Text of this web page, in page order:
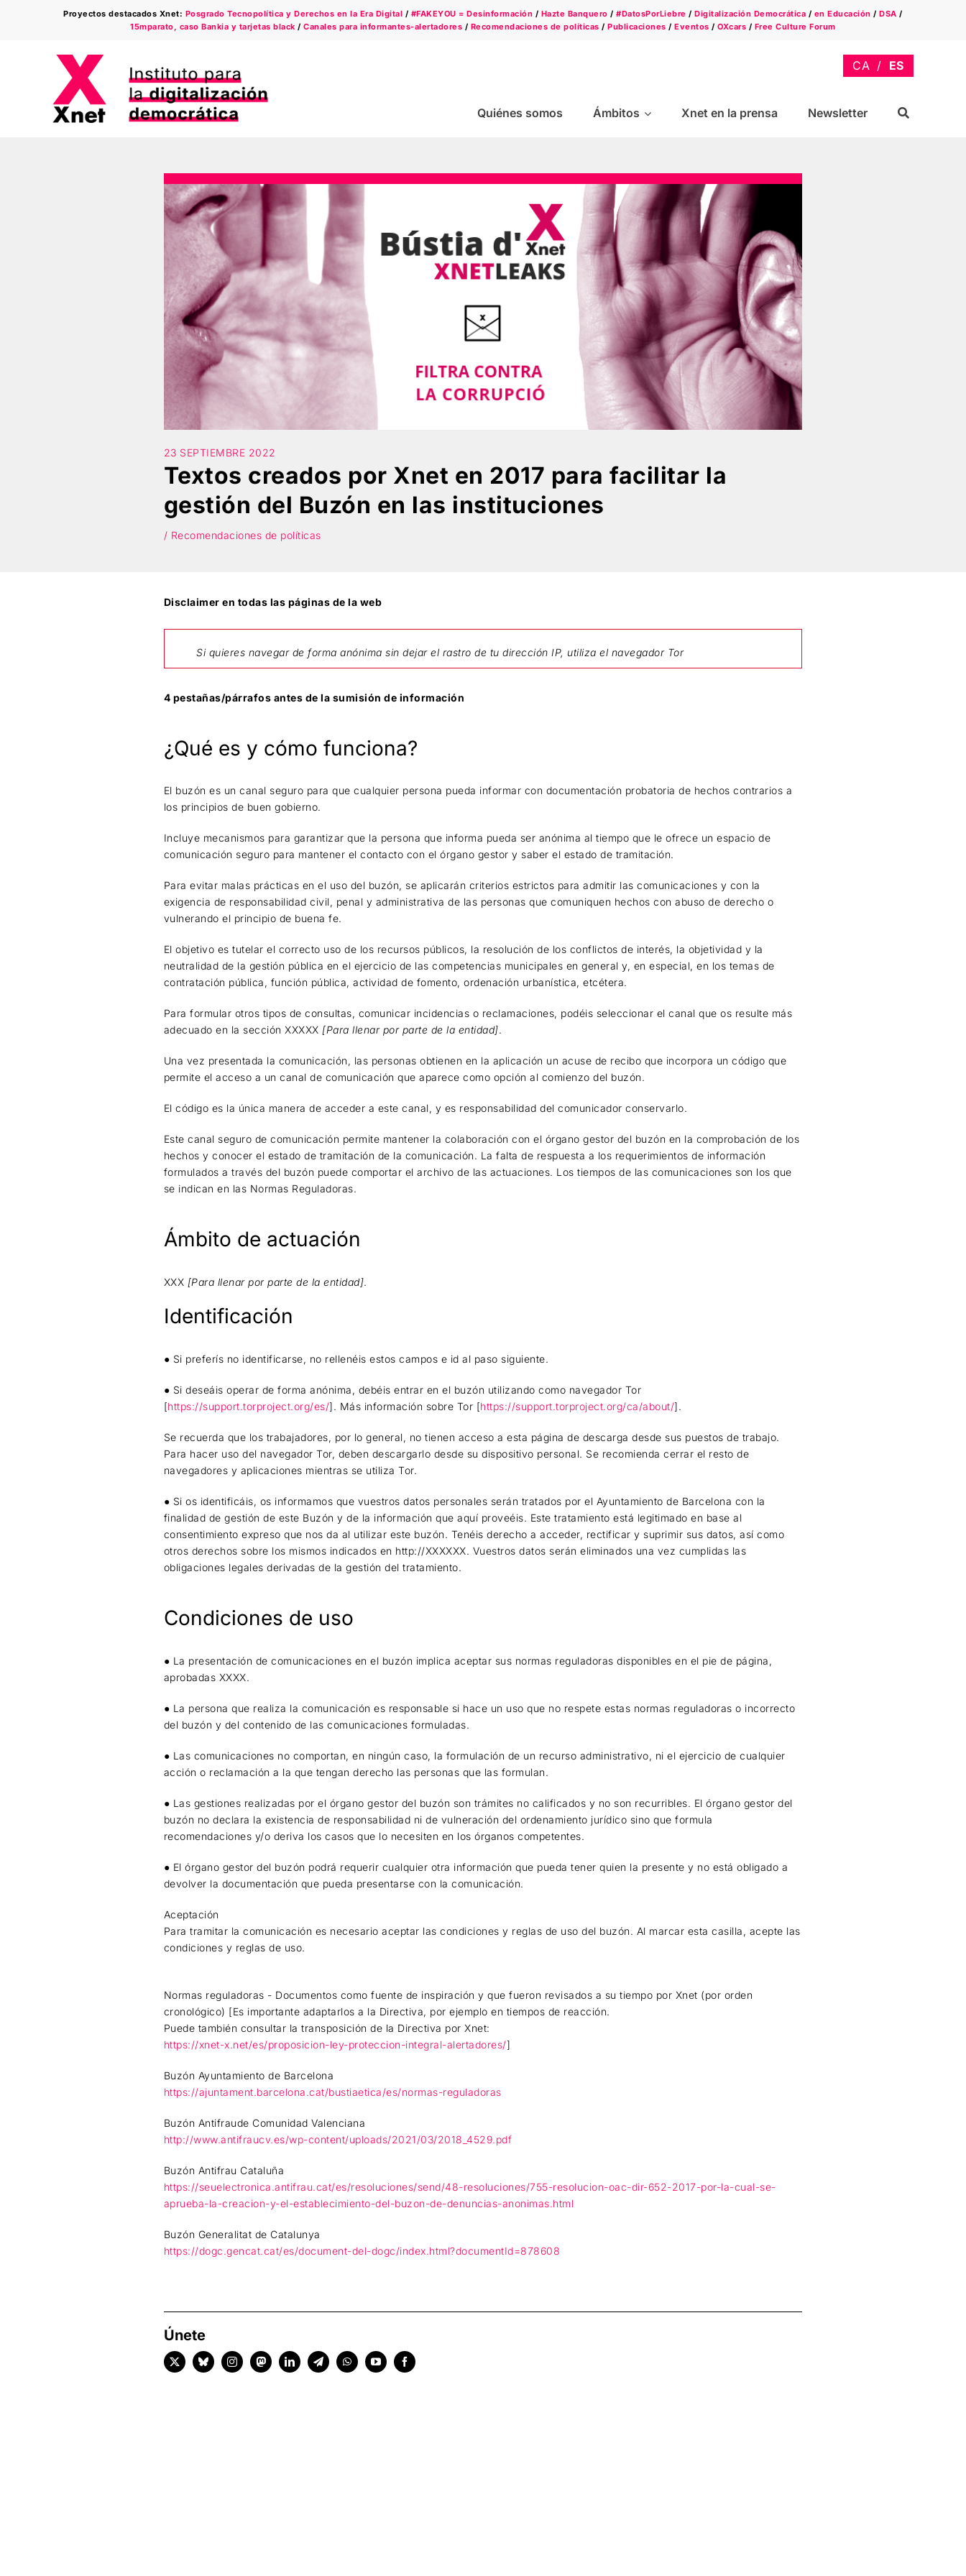
Proyectos destacados Xnet: Posgrado Tecnopolítica y Derechos en la Era Digital / #FAKEYOU = Desinformación / Hazte Banquero /#DatosPorLiebre /Digitalización Democrática / en Educación /DSA /
15mparato, caso Bankia y tarjetas black /Canales para informantes-alertadores / Recomendaciones de políticas /Publicaciones /Eventos /OXcars / Free Culture Forum
Quiénes somos Ámbitos Xnet en la prensa Newsletter
23 SEPTIEMBRE 2022
Textos creados por Xnet en 2017 para facilitar la
gestión del Buzón en las instituciones
/ Recomendaciones de políticas
Disclaimer en todas las páginas de la web
Si quieres navegar de forma anónima sin dejar el rastro de tu dirección IP, utiliza el navegador Tor
4 pestañas/párrafos antes de la sumisión de información
¿Qué es y cómo funciona?
El buzón es un canal seguro para que cualquier persona pueda informar con documentación probatoria de hechos contrarios a
los principios de buen gobierno.
Incluye mecanismos para garantizar que la persona que informa pueda ser anónima al tiempo que le ofrece un espacio de
comunicación seguro para mantener el contacto con el órgano gestor y saber el estado de tramitación.
Para evitar malas prácticas en el uso del buzón, se aplicarán criterios estrictos para admitir las comunicaciones y con la
exigencia de responsabilidad civil, penal y administrativa de las personas que comuniquen hechos con abuso de derecho o
vulnerando el principio de buena fe.
El objetivo es tutelar el correcto uso de los recursos públicos, la resolución de los conflictos de interés, la objetividad y la
neutralidad de la gestión pública en el ejercicio de las competencias municipales en general y, en especial, en los temas de
contratación pública, función pública, actividad de fomento, ordenación urbanística, etcétera.
Para formular otros tipos de consultas, comunicar incidencias o reclamaciones, podéis seleccionar el canal que os resulte más
adecuado en la sección XXXXX [Para llenar por parte de la entidad].
Una vez presentada la comunicación, las personas obtienen en la aplicación un acuse de recibo que incorpora un código que
permite el acceso a un canal de comunicación que aparece como opción al comienzo del buzón.
El código es la única manera de acceder a este canal, y es responsabilidad del comunicador conservarlo.
Este canal seguro de comunicación permite mantener la colaboración con el órgano gestor del buzón en la comprobación de los
hechos y conocer el estado de tramitación de la comunicación. La falta de respuesta a los requerimientos de información
formulados a través del buzón puede comportar el archivo de las actuaciones. Los tiempos de las comunicaciones son los que
se indican en las Normas Reguladoras.
Ámbito de actuación
XXX [Para llenar por parte de la entidad].
Identificación
● Si preferís no identificarse, no rellenéis estos campos e id al paso siguiente.
● Si deseáis operar de forma anónima, debéis entrar en el buzón utilizando como navegador Tor
[https://support.torproject.org/es/]. Más información sobre Tor [https://support.torproject.org/ca/about/].
Se recuerda que los trabajadores, por lo general, no tienen acceso a esta página de descarga desde sus puestos de trabajo.
Para hacer uso del navegador Tor, deben descargarlo desde su dispositivo personal. Se recomienda cerrar el resto de
navegadores y aplicaciones mientras se utiliza Tor.
● Si os identificáis, os informamos que vuestros datos personales serán tratados por el Ayuntamiento de Barcelona con la
finalidad de gestión de este Buzón y de la información que aquí proveéis. Este tratamiento está legitimado en base al
consentimiento expreso que nos da al utilizar este buzón. Tenéis derecho a acceder, rectificar y suprimir sus datos, así como
otros derechos sobre los mismos indicados en http://XXXXXX. Vuestros datos serán eliminados una vez cumplidas las
obligaciones legales derivadas de la gestión del tratamiento.
Condiciones de uso
● La presentación de comunicaciones en el buzón implica aceptar sus normas reguladoras disponibles en el pie de página,
aprobadas XXXX.
● La persona que realiza la comunicación es responsable si hace un uso que no respete estas normas reguladoras o incorrecto
del buzón y del contenido de las comunicaciones formuladas.
● Las comunicaciones no comportan, en ningún caso, la formulación de un recurso administrativo, ni el ejercicio de cualquier
acción o reclamación a la que tengan derecho las personas que las formulan.
● Las gestiones realizadas por el órgano gestor del buzón son trámites no calificados y no son recurribles. El órgano gestor del
buzón no declara la existencia de responsabilidad ni de vulneración del ordenamiento jurídico sino que formula
recomendaciones y/o deriva los casos que lo necesiten en los órganos competentes.
● El órgano gestor del buzón podrá requerir cualquier otra información que pueda tener quien la presente y no está obligado a
devolver la documentación que pueda presentarse con la comunicación.
Aceptación
Para tramitar la comunicación es necesario aceptar las condiciones y reglas de uso del buzón. Al marcar esta casilla, acepte las
condiciones y reglas de uso.
Normas reguladoras - Documentos como fuente de inspiración y que fueron revisados a su tiempo por Xnet (por orden
cronológico) [Es importante adaptarlos a la Directiva, por ejemplo en tiempos de reacción.
Puede también consultar la transposición de la Directiva por Xnet:
https://xnet-x.net/es/proposicion-ley-proteccion-integral-alertadores/]
Buzón Ayuntamiento de Barcelona
https://ajuntament.barcelona.cat/bustiaetica/es/normas-reguladoras
Buzón Antifraude Comunidad Valenciana
http://www.antifraucv.es/wp-content/uploads/2021/03/2018_4529.pdf
Buzón Antifrau Cataluña
https://seuelectronica.antifrau.cat/es/resoluciones/send/48-resoluciones/755-resolucion-oac-dir-652-2017-por-la-cual-se-
aprueba-la-creacion-y-el-establecimiento-del-buzon-de-denuncias-anonimas.html
Buzón Generalitat de Catalunya
https://dogc.gencat.cat/es/document-del-dogc/index.html?documentId=878608
Únete